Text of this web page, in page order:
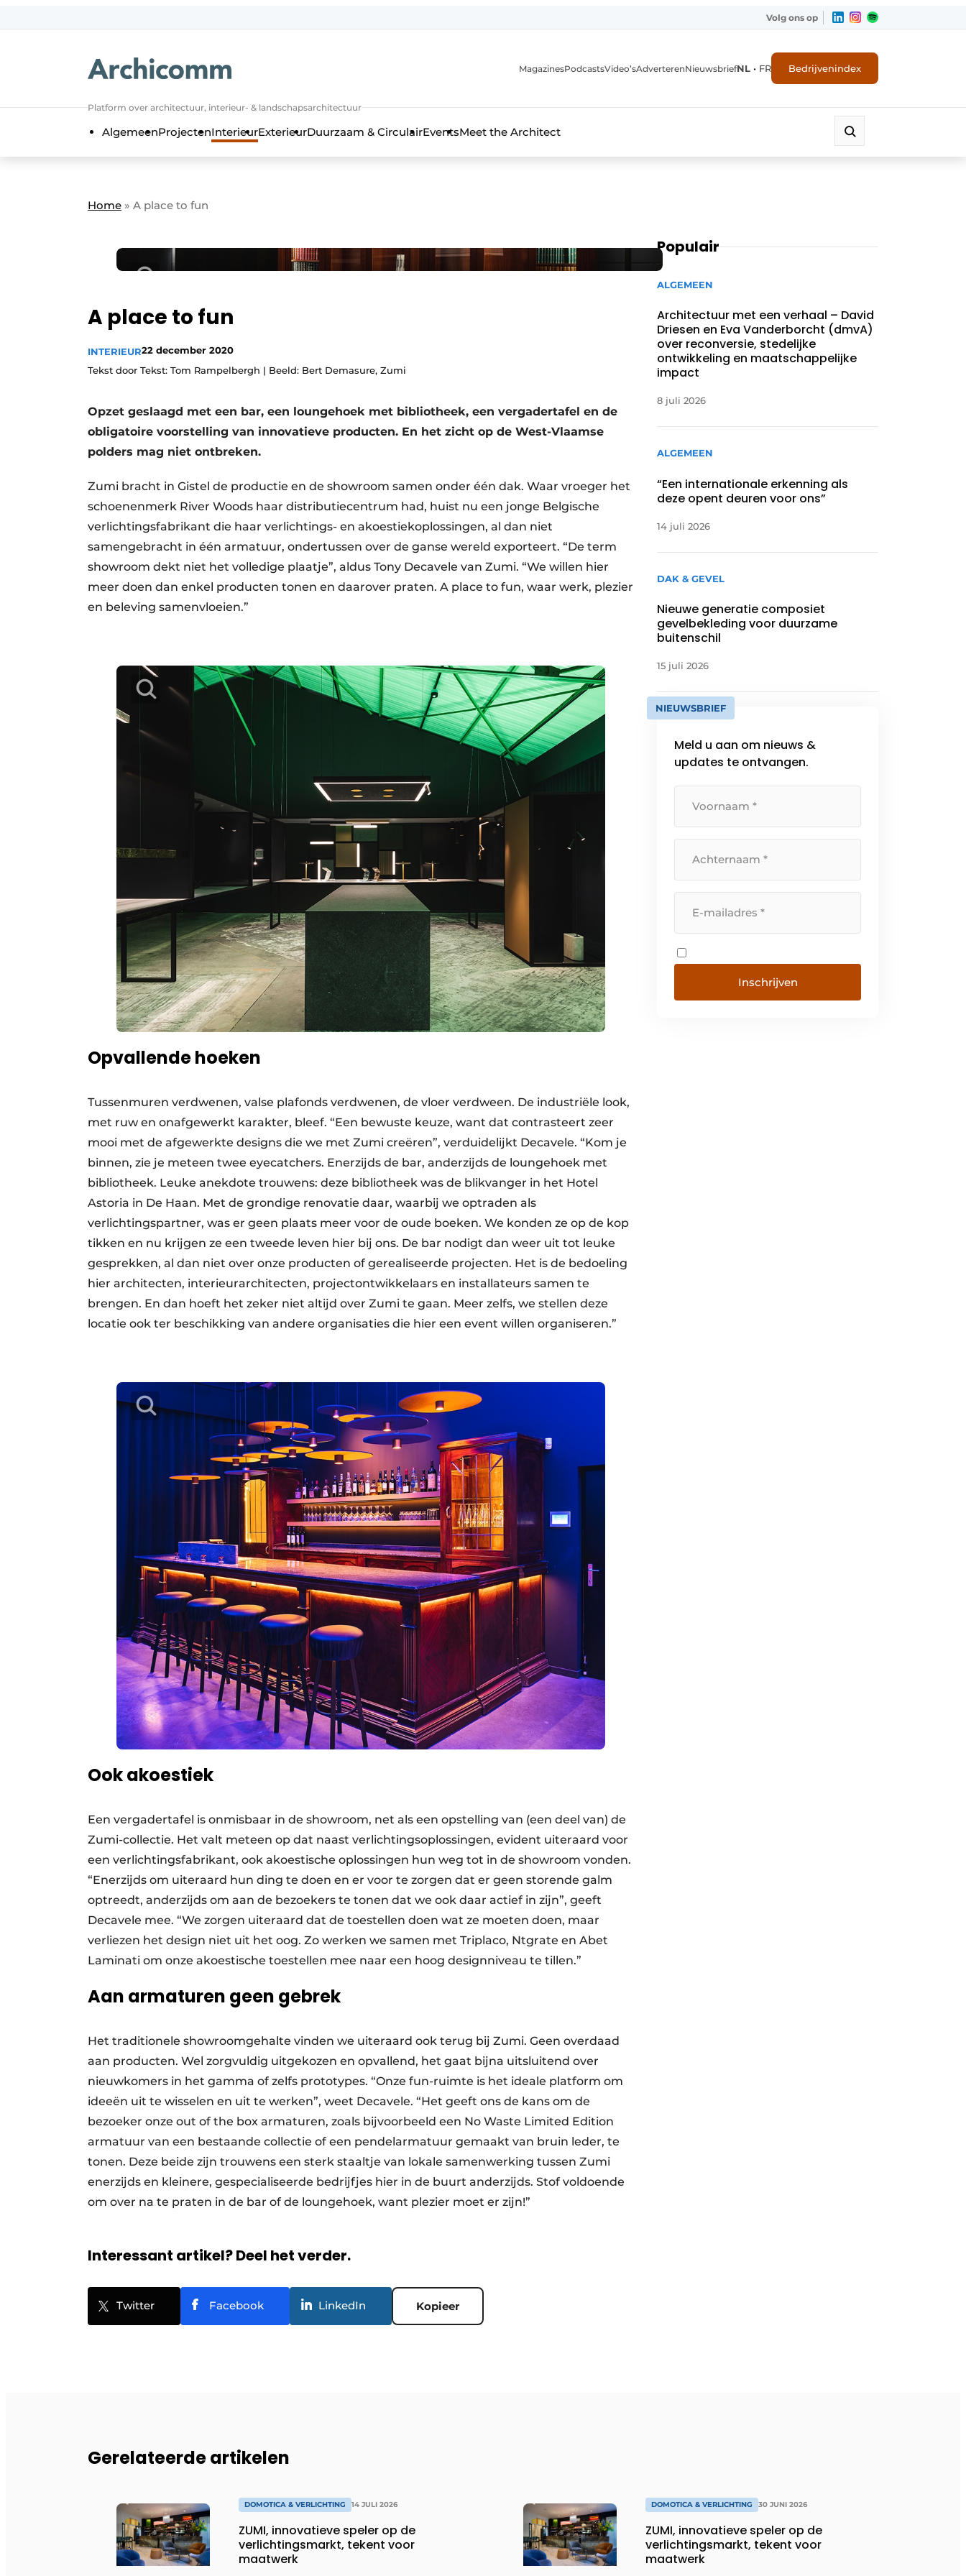
Volg ons op
Platform over architectuur, interieur- & landschapsarchitectuur
MagazinesPodcastsVideo’sAdverterenNieuwsbriefNL • FR Bedrijvenindex
AlgemeenProjectenInterieurExterieurDuurzaam & CirculairEventsMeet the Architect
Home » A place to fun
A place to fun
INTERIEUR22 december 2020
Tekst door Tekst: Tom Rampelbergh | Beeld: Bert Demasure, Zumi
Opzet geslaagd met een bar, een loungehoek met bibliotheek, een vergadertafel en de
obligatoire voorstelling van innovatieve producten. En het zicht op de West-Vlaamse
polders mag niet ontbreken.
Zumi bracht in Gistel de productie en de showroom samen onder één dak. Waar vroeger het
schoenenmerk River Woods haar distributiecentrum had, huist nu een jonge Belgische
verlichtingsfabrikant die haar verlichtings- en akoestiekoplossingen, al dan niet
samengebracht in één armatuur, ondertussen over de ganse wereld exporteert. “De term
showroom dekt niet het volledige plaatje”, aldus Tony Decavele van Zumi. “We willen hier
meer doen dan enkel producten tonen en daarover praten. A place to fun, waar werk, plezier
en beleving samenvloeien.”
Opvallende hoeken
Tussenmuren verdwenen, valse plafonds verdwenen, de vloer verdween. De industriële look,
met ruw en onafgewerkt karakter, bleef. “Een bewuste keuze, want dat contrasteert zeer
mooi met de afgewerkte designs die we met Zumi creëren”, verduidelijkt Decavele. “Kom je
binnen, zie je meteen twee eyecatchers. Enerzijds de bar, anderzijds de loungehoek met
bibliotheek. Leuke anekdote trouwens: deze bibliotheek was de blikvanger in het Hotel
Astoria in De Haan. Met de grondige renovatie daar, waarbij we optraden als
verlichtingspartner, was er geen plaats meer voor de oude boeken. We konden ze op de kop
tikken en nu krijgen ze een tweede leven hier bij ons. De bar nodigt dan weer uit tot leuke
gesprekken, al dan niet over onze producten of gerealiseerde projecten. Het is de bedoeling
hier architecten, interieurarchitecten, projectontwikkelaars en installateurs samen te
brengen. En dan hoeft het zeker niet altijd over Zumi te gaan. Meer zelfs, we stellen deze
locatie ook ter beschikking van andere organisaties die hier een event willen organiseren.”
Ook akoestiek
Een vergadertafel is onmisbaar in de showroom, net als een opstelling van (een deel van) de
Zumi-collectie. Het valt meteen op dat naast verlichtingsoplossingen, evident uiteraard voor
een verlichtingsfabrikant, ook akoestische oplossingen hun weg tot in de showroom vonden.
“Enerzijds om uiteraard hun ding te doen en er voor te zorgen dat er geen storende galm
optreedt, anderzijds om aan de bezoekers te tonen dat we ook daar actief in zijn”, geeft
Decavele mee. “We zorgen uiteraard dat de toestellen doen wat ze moeten doen, maar
verliezen het design niet uit het oog. Zo werken we samen met Triplaco, Ntgrate en Abet
Laminati om onze akoestische toestellen mee naar een hoog designniveau te tillen.”
Aan armaturen geen gebrek
Het traditionele showroomgehalte vinden we uiteraard ook terug bij Zumi. Geen overdaad
aan producten. Wel zorgvuldig uitgekozen en opvallend, het gaat bijna uitsluitend over
nieuwkomers in het gamma of zelfs prototypes. “Onze fun-ruimte is het ideale platform om
ideeën uit te wisselen en uit te werken”, weet Decavele. “Het geeft ons de kans om de
bezoeker onze out of the box armaturen, zoals bijvoorbeeld een No Waste Limited Edition
armatuur van een bestaande collectie of een pendelarmatuur gemaakt van bruin leder, te
tonen. Deze beide zijn trouwens een sterk staaltje van lokale samenwerking tussen Zumi
enerzijds en kleinere, gespecialiseerde bedrijfjes hier in de buurt anderzijds. Stof voldoende
om over na te praten in de bar of de loungehoek, want plezier moet er zijn!”
Interessant artikel? Deel het verder.
Twitter Facebook LinkedIn Kopieer
Populair
ALGEMEEN
Architectuur met een verhaal – David
Driesen en Eva Vanderborcht (dmvA)
over reconversie, stedelijke
ontwikkeling en maatschappelijke
impact
8 juli 2026
ALGEMEEN
“Een internationale erkenning als
deze opent deuren voor ons”
14 juli 2026
DAK & GEVEL
Nieuwe generatie composiet
gevelbekleding voor duurzame
buitenschil
15 juli 2026
NIEUWSBRIEF
Meld u aan om nieuws &
updates te ontvangen.
Inschrijven
Gerelateerde artikelen
DOMOTICA & VERLICHTING 14 JULI 2026
ZUMI, innovatieve speler op de
verlichtingsmarkt, tekent voor
maatwerk
DOMOTICA & VERLICHTING 30 JUNI 2026
ZUMI, innovatieve speler op de
verlichtingsmarkt, tekent voor
maatwerk